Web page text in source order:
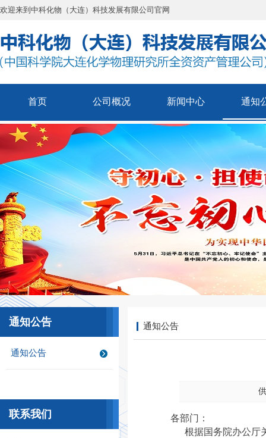
欢迎来到中科化物（大连）科技发展有限公司官网
首页 公司概况 新闻中心 通知
通知公告
通知公告
联系我们
通知公告
各部门：
根据国务院办公厅关